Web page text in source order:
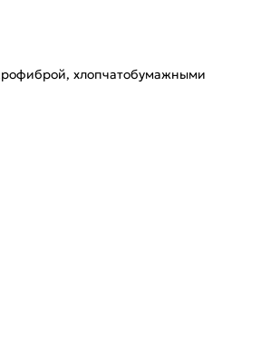
хлопчатобумажными